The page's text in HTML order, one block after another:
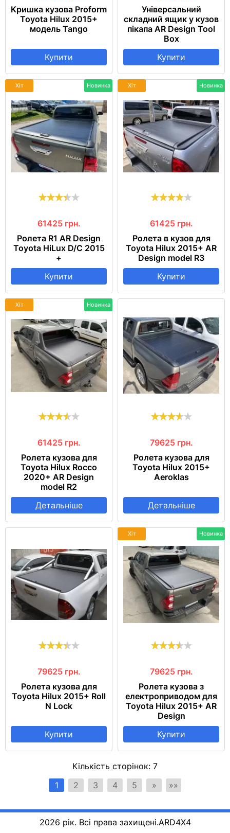
Кришка кузова Proform
Toyota Hilux 2015+
модель Tango
Купити
Універсальний
складний ящик у кузов
пікапа AR Design Tool
Box
Купити
Новинка
Хіт
61425 грн.
Ролета R1 AR Design
Toyota HiLux D/C 2015
+
Купити
Новинка
Хіт
61425 грн.
Ролета в кузов для
Toyota Hilux 2015+ AR
Design model R3
Купити
Новинка
Хіт
61425 грн.
Ролета кузова для
Toyota Hilux Rocco
2020+ AR Design
model R2
Детальніше
79625 грн.
Ролета кузова для
Toyota Hilux 2015+
Aeroklas
Детальніше
79625 грн.
Ролета кузова для
Toyota Hilux 2015+ Roll
N Lock
Купити
Новинка
Хіт
79625 грн.
Ролета кузова з
електроприводом для
Toyota Hilux 2015+ AR
Design
Купити
Кількість сторінок: 7
1
2 3 4 5 » »»
2026 рік. Всі права захищені.ARD4X4